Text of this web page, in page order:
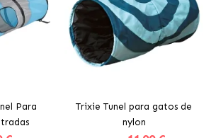
Para
Trixie Tunel para gatos de
nylon